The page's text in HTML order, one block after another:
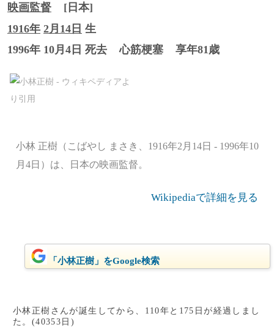
映画監督
[日本]
1916年 2月14日 生
1996年 10月4日 死去
心筋梗塞 享年81歳
小林 正樹（こばやし まさき、1916年2月14日 - 1996年10
月4日）は、日本の映画監督。
Wikipediaで詳細を見る
「小林正樹」をGoogle検索
小林正樹さんが誕生してから、110年と175日が経過しまし
た。(40353日)